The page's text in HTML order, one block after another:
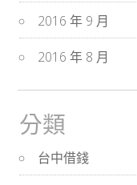
2016 年 9 月
2016 年 8 月
分類
台中借錢